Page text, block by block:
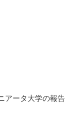
アータ大学の報告